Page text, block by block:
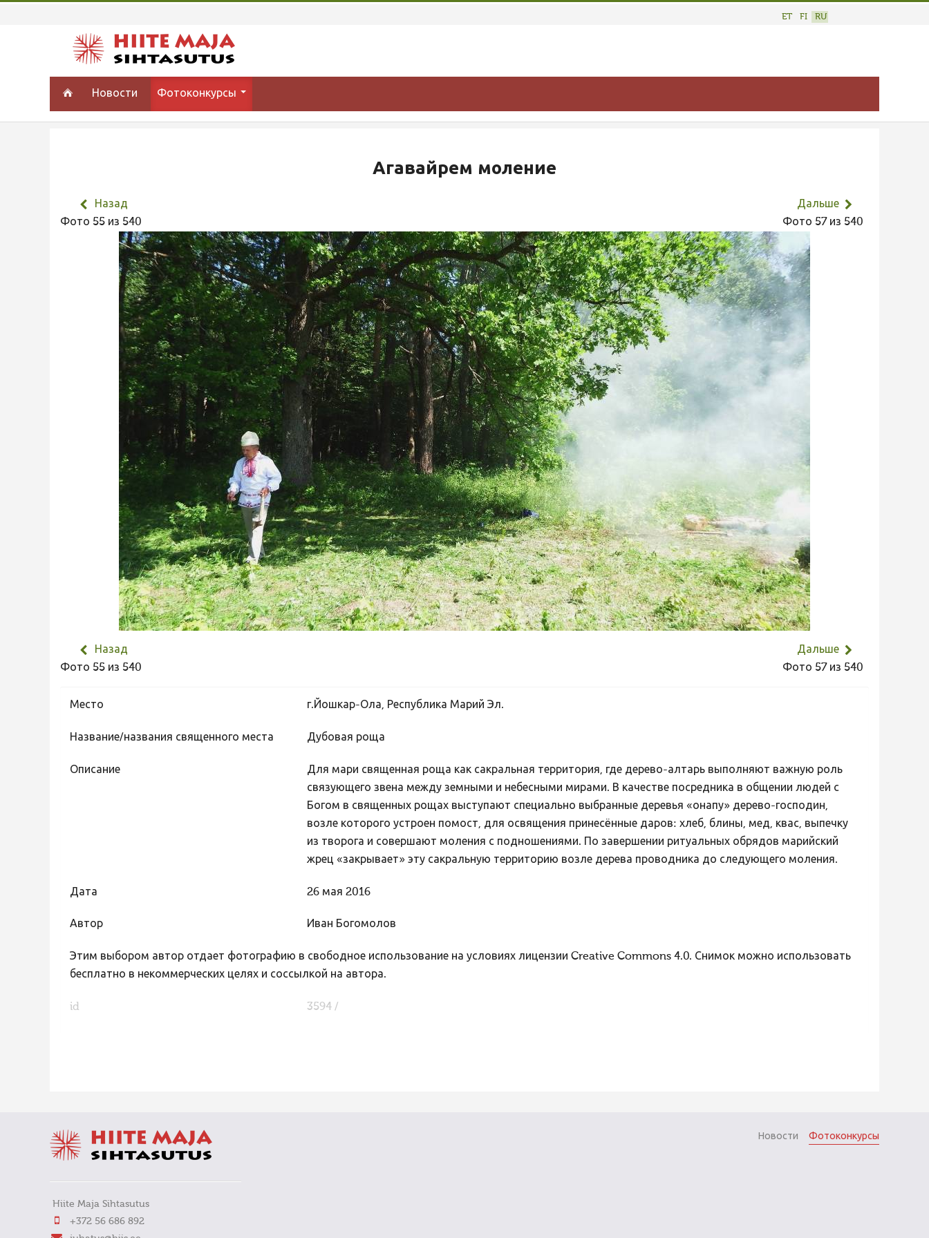
ET FI RU
Новости Фотоконкурсы
Агавайрем моление
Назад
Фото 55 из 540
Дальше
Фото 57 из 540
Назад
Фото 55 из 540
Дальше
Фото 57 из 540
Место г.Йошкар-Ола, Республика Марий Эл.
Название/названия священного места Дубовая роща
Описание
Для мари священная роща как сакральная территория, где дерево-алтарь выполняют важную роль
связующего звена между земными и небесными мирами. В качестве посредника в общении людей с
Богом в священных рощах выступают специально выбранные деревья «онапу» дерево-господин,
возле которого устроен помост, для освящения принесённые даров: хлеб, блины, мед, квас, выпечку
из творога и совершают моления с подношениями. По завершении ритуальных обрядов марийский
жрец «закрывает» эту сакральную территорию возле дерева проводника до следующего моления.
Дата 26 мая 2016
Автор Иван Богомолов
Этим выбором автор отдает фотографию в свободное использование на условиях лицензии Creative Commons 4.0. Снимок можно использовать
бесплатно в некоммерческих целях и соссылкой на автора.
id 3594 /
Hiite Maja Sihtasutus
+372 56 686 892
Новости Фотоконкурсы